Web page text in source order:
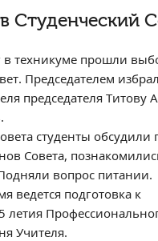
образования
совет
качества
Студенческий
в техникуме прошли
Председателем
председателя Титову
студенты обсудили
Совета,
вопрос питании.
ведется подготовка к
летия
Учителя.